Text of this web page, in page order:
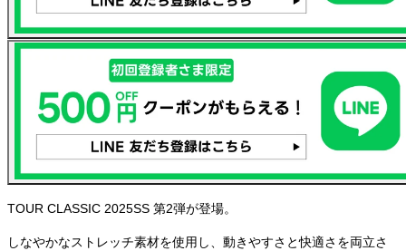
TOUR CLASSIC 2025SS 第2弾が登場。
しなやかなストレッチ素材を使用し、動きやすさと快適さを両立さ